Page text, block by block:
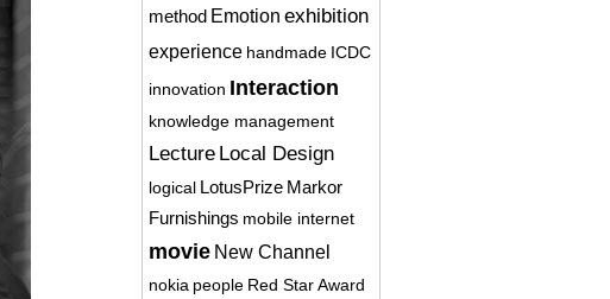
method Emotion exhibition
experience handmade ICDC
innovation Interaction
knowledge management
Lecture Local Design
logical LotusPrize Markor
Furnishings mobile internet
movie New Channel
nokia people Red Star Award